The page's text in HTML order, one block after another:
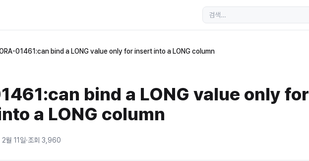
01461:can bind a LONG value only for insert into a LONG column
bind a LONG value only for
a LONG column
월 11일·조회 3,960